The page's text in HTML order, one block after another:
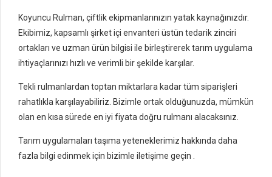
Koyuncu Rulman, çiftlik ekipmanlarınızın yatak kaynağınızdır.
Ekibimiz, kapsamlı şirket içi envanteri üstün tedarik zinciri
ortakları ve uzman ürün bilgisi ile birleştirerek tarım uygulama
ihtiyaçlarınızı hızlı ve verimli bir şekilde karşılar.
Tekli rulmanlardan toptan miktarlara kadar tüm siparişleri
rahatlıkla karşılayabiliriz. Bizimle ortak olduğunuzda, mümkün
olan en kısa sürede en iyi fiyata doğru rulmanı alacaksınız.
Tarım uygulamaları taşıma yeteneklerimiz hakkında daha
fazla bilgi edinmek için bizimle iletişime geçin .